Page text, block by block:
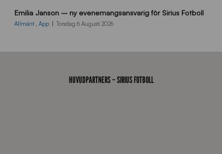
0
0
Emilia Janson – ny evenemangsansvarig för Sirius Fotboll
Allmänt , App Torsdag 6 Augusti 2026
HUVUDPARTNERS – SIRIUS FOTBOLL